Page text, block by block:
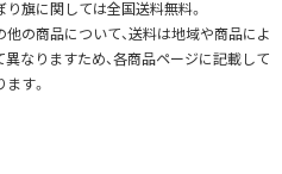
り旗に関しては全国送料無料。
他の商品について、送料は地域や商品によ
異なりますため、各商品ページに記載して
ます。